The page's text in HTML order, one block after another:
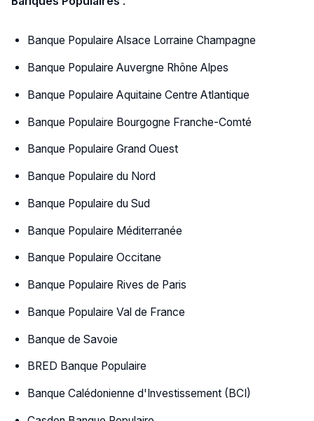
Banque Populaire Alsace Lorraine Champagne
Banque Populaire Auvergne Rhône Alpes
Banque Populaire Aquitaine Centre Atlantique
Banque Populaire Bourgogne Franche-Comté
Banque Populaire Grand Ouest
Banque Populaire du Nord
Banque Populaire du Sud
Banque Populaire Méditerranée
Banque Populaire Occitane
Banque Populaire Rives de Paris
Banque Populaire Val de France
Banque de Savoie
BRED Banque Populaire
Banque Calédonienne d'Investissement (BCI)